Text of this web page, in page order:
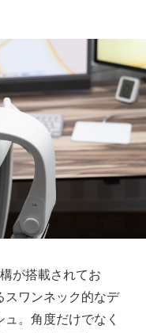
が搭載されてお
スワンネック的なデ
。角度だけでなく